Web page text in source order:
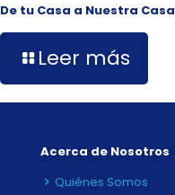
De tu Casa a Nuestra
Leer más
Acerca de Nosotros
Quiénes Somos